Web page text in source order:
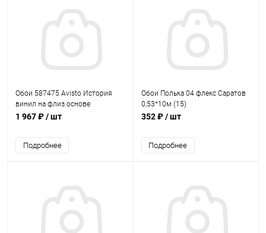
Обои 587475 Avisto История
винил на флиз.основе
1,06*10,05 (6)
1 967 ₽/ шт
Подробнее
Обои Полька 04 флекс Саратов
0,53*10м (15)
352 ₽/ шт
Подробнее